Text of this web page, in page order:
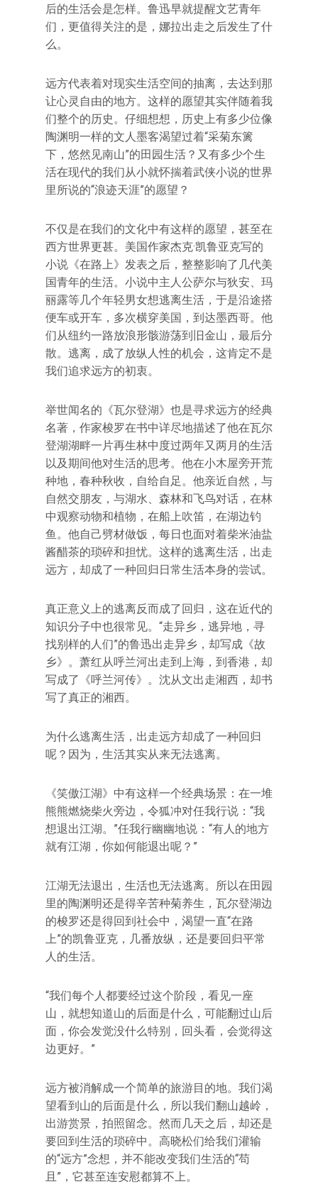
后的生活会是怎样。鲁迅早就提醒文艺青年
们，更值得关注的是，娜拉出走之后发生了什
么。
远方代表着对现实生活空间的抽离，去达到那
让心灵自由的地方。这样的愿望其实伴随着我
们整个的历史。仔细想想，历史上有多少位像
陶渊明一样的文人墨客渴望过着“采菊东篱
下，悠然见南山”的田园生活？又有多少个生
活在现代的我们从小就怀揣着武侠小说的世界
里所说的“浪迹天涯”的愿望？
不仅是在我们的文化中有这样的愿望，甚至在
西方世界更甚。美国作家杰克·凯鲁亚克写的
小说《在路上》发表之后，整整影响了几代美
国青年的生活。小说中主人公萨尔与狄安、玛
丽露等几个年轻男女想逃离生活，于是沿途搭
便车或开车，多次横穿美国，到达墨西哥。他
们从纽约一路放浪形骸游荡到旧金山，最后分
散。逃离，成了放纵人性的机会，这肯定不是
我们追求远方的初衷。
举世闻名的《瓦尔登湖》也是寻求远方的经典
名著，作家梭罗在书中详尽地描述了他在瓦尔
登湖湖畔一片再生林中度过两年又两月的生活
以及期间他对生活的思考。他在小木屋旁开荒
种地，春种秋收，自给自足。他亲近自然，与
自然交朋友，与湖水、森林和飞鸟对话，在林
中观察动物和植物，在船上吹笛，在湖边钓
鱼。他自己劈材做饭，每日也面对着柴米油盐
酱醋茶的琐碎和担忧。这样的逃离生活，出走
远方，却成了一种回归日常生活本身的尝试。
真正意义上的逃离反而成了回归，这在近代的
知识分子中也很常见。“走异乡，逃异地，寻
找别样的人们”的鲁迅出走异乡，却写成《故
乡》。萧红从呼兰河出走到上海，到香港，却
写成了《呼兰河传》。沈从文出走湘西，却书
写了真正的湘西。
为什么逃离生活，出走远方却成了一种回归
呢？因为，生活其实从来无法逃离。
《笑傲江湖》中有这样一个经典场景：在一堆
熊熊燃烧柴火旁边，令狐冲对任我行说：“我
想退出江湖。”任我行幽幽地说：“有人的地方
就有江湖，你如何能退出呢？”
江湖无法退出，生活也无法逃离。所以在田园
里的陶渊明还是得辛苦种菊养生，瓦尔登湖边
的梭罗还是得回到社会中，渴望一直“在路
上”的凯鲁亚克，几番放纵，还是要回归平常
人的生活。
“我们每个人都要经过这个阶段，看见一座
山，就想知道山的后面是什么，可能翻过山后
面，你会发觉没什么特别，回头看，会觉得这
边更好。”
远方被消解成一个简单的旅游目的地。我们渴
望看到山的后面是什么，所以我们翻山越岭，
出游赏景，拍照留念。然而几天之后，却还是
要回到生活的琐碎中。高晓松们给我们灌输
的“远方”念想，并不能改变我们生活的“苟
且”，它甚至连安慰都算不上。